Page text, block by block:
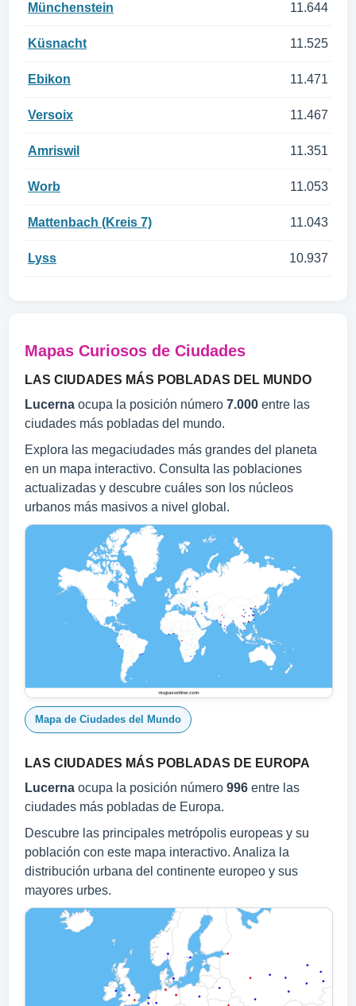
Münchenstein 11.644
Küsnacht 11.525
Ebikon 11.471
Versoix 11.467
Amriswil 11.351
Worb 11.053
Mattenbach (Kreis 7) 11.043
Lyss 10.937
Mapas Curiosos de Ciudades
LAS CIUDADES MÁS POBLADAS DEL MUNDO
Lucerna ocupa la posición número 7.000 entre las
ciudades más pobladas del mundo.
Explora las megaciudades más grandes del planeta
en un mapa interactivo. Consulta las poblaciones
actualizadas y descubre cuáles son los núcleos
urbanos más masivos a nivel global.
Mapa de Ciudades del Mundo
LAS CIUDADES MÁS POBLADAS DE EUROPA
Lucerna ocupa la posición número 996 entre las
ciudades más pobladas de Europa.
Descubre las principales metrópolis europeas y su
población con este mapa interactivo. Analiza la
distribución urbana del continente europeo y sus
mayores urbes.